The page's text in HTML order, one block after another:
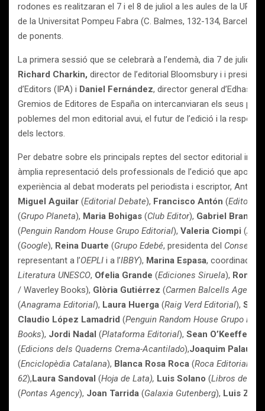
rodones es realitzaran el 7 i el 8 de juliol a les aules de la UPF
de la Universitat Pompeu Fabra (C. Balmes, 132-134,
de ponents.
La primera sessió que se celebrarà a l’endemà, dia 7 de juliol,
Richard Charkin, director de l’editorial Bloomsbury i i
d’Editors (IPA) i Daniel Fernández, director general d’Edhasa
Gremios de Editores de España on intercanviaran els seus
poblemes del mon editorial avui, el futur de l’edició i la
dels lectors.
Per debatre sobre els principals reptes del sector editorial
àmplia representació dels professionals de l’edició que
experiència al debat moderats pel periodista i escriptor, Antoni
Miguel Aguilar (Editorial Debate), Francisco Antón (Editorial
(Grupo Planeta), Maria Bohigas (Club Editor), Gabriel
(Penguin Random House Grupo Editorial), Valeria Ciompi (
(Google), Reina Duarte (Grupo Edebé, presidenta del Consell
representant a l’OEPLI i a l’IBBY), Marina Espasa,
Literatura UNESCO, Ofelia Grande (Ediciones Siruela), Ron
/ Waverley Books), Glòria Gutiérrez (Carmen Balcells
(Anagrama Editorial), Laura Huerga (Raig Verd Editorial),
Claudio López Lamadrid (Penguin Random House Grupo
Books), Jordi Nadal (Plataforma Editorial), Sean O’Keeffe
(Edicions dels Quaderns Crema-Acantilado),Joaquim Palau
(Enciclopèdia Catalana), Blanca Rosa Roca (Roca Editorial de
62),Laura Sandoval (Hoja de Lata), Luis Solano (Libros del
(Pontas Agency), Joan Tarrida (Galaxia Gutenberg), Luis